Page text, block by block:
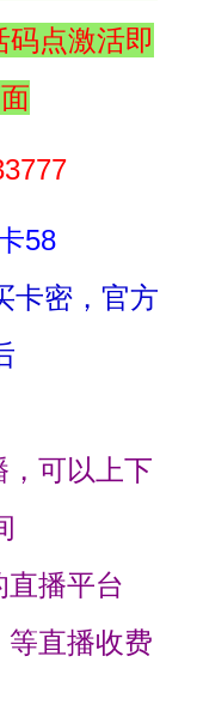
点激活即
58
卡密，官方
，可以上下
直播平台
等直播收费